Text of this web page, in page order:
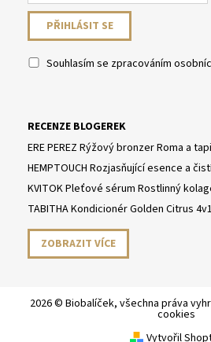
Souhlasím se zpracováním
RECENZE BLOGEREK
ERE PEREZ Rýžový bronzer Roma a
HEMPTOUCH Rozjasňující esence a
KVITOK Pleťové sérum Rostlinný
TABITHA Kondicionér Golden Citrus 4v1
ZOBRAZIT VÍCE
2026 © Biobalíček, všechna práva
cookies
Vytvořil